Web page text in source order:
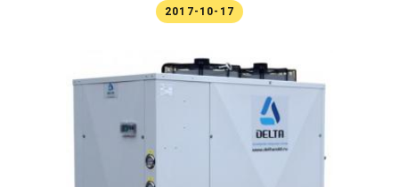
2017-10-17